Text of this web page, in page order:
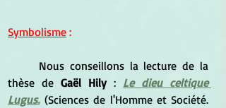
Symbolisme :
thèse de Gaël Hily : Le dieu celtique
Lugus. (Sciences de l'Homme et Société.